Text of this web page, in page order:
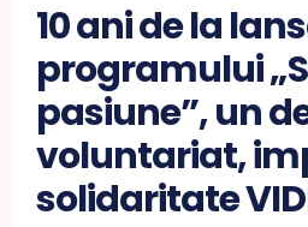
10 ani de la
programului
pasiune”, un
voluntariat,
solidaritate